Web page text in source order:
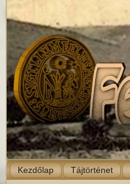
Kezdőlap Tájtörténet